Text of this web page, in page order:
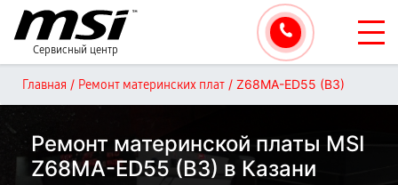
Сервисный центр
Главная / Ремонт материнских плат / Z68MA-ED55 (B3)
Ремонт материнской платы MSI
Z68MA-ED55 (B3) в Казани